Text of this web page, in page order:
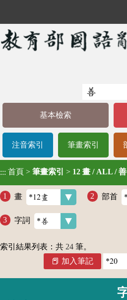
基本檢索
注音索引 筆畫索引
::: 首頁 > 筆畫索引 > 12 畫 / ALL / 善
畫 部首
字詞
索引結果列表：共 24 筆。
加入筆記